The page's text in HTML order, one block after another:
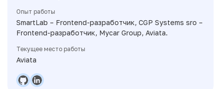
Опыт работы
SmartLab – Frontend-разработчик, CGP Systems sro –
Frontend-разработчик, Mycar Group, Aviata.
Текущее место работы
Aviata